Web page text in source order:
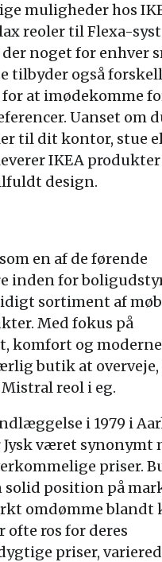
muligheder hos
reoler til Flexa-
noget for enhver
tilbyder også
at imødekomme
Uanset om
til dit kontor, stue
IKEA
design.
en af de førende
inden for
sortiment af
Med fokus på
komfort og
butik at
reol i eg.
i 1979 i
været synonymt
priser.
solid position på
omdømme blandt
ofte ros for deres
priser,